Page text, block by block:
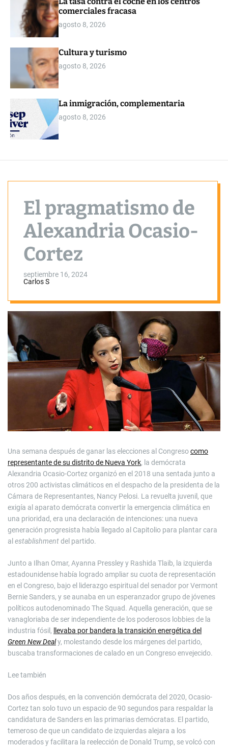
o
comerciales fracasa
agosto 8, 2026
Cultura y turismo
agosto 8, 2026
La inmigración, complementaria
agosto 8, 2026
El pragmatismo de
Alexandria Ocasio-
Cortez
septiembre 16, 2024
Carlos S
Una semana después de ganar las elecciones al Congresocomo
representante de su distrito de Nueva York, la demócrata
Alexandria Ocasio-Cortez organizó en el 2018 una sentada junto a
otros 200 activistas climáticos en el despacho de la presidenta de la
Cámara de Representantes, Nancy Pelosi. La revuelta juvenil, que
exigía al aparato demócrata convertir la emergencia climática en
una prioridad, era una declaración de intenciones: una nueva
generación progresista había llegado al Capitolio para plantar cara
al establishmentdel partido.
Junto a Ilhan Omar, Ayanna Pressley y Rashida Tlaib, la izquierda
estadounidense había logrado ampliar su cuota de representación
en el Congreso, bajo el liderazgo espiritual del senador por Vermont
Bernie Sanders, y se aunaba en un esperanzador grupo de jóvenes
políticos autodenominado The Squad. Aquella generación, que se
vanagloriaba de ser independiente de los poderosos lobbies de la
industria fósil,
llevaba por bandera la transición energética del
Green New Dealy, molestando desde los márgenes del partido,
buscaba transformaciones de calado en un Congreso envejecido.
Lee también
Dos años después, en la convención demócrata del 2020, Ocasio-
Cortez tan solo tuvo un espacio de 90 segundos para respaldar la
candidatura de Sanders en las primarias demócratas. El partido,
temeroso de que un candidato de izquierdas alejara a los
moderados y facilitara la reelección de Donald Trump, se volcó con